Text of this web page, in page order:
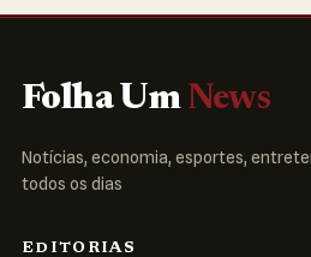
Folha Um News
Notícias, economia, esportes,
todos os dias
EDITORIAS